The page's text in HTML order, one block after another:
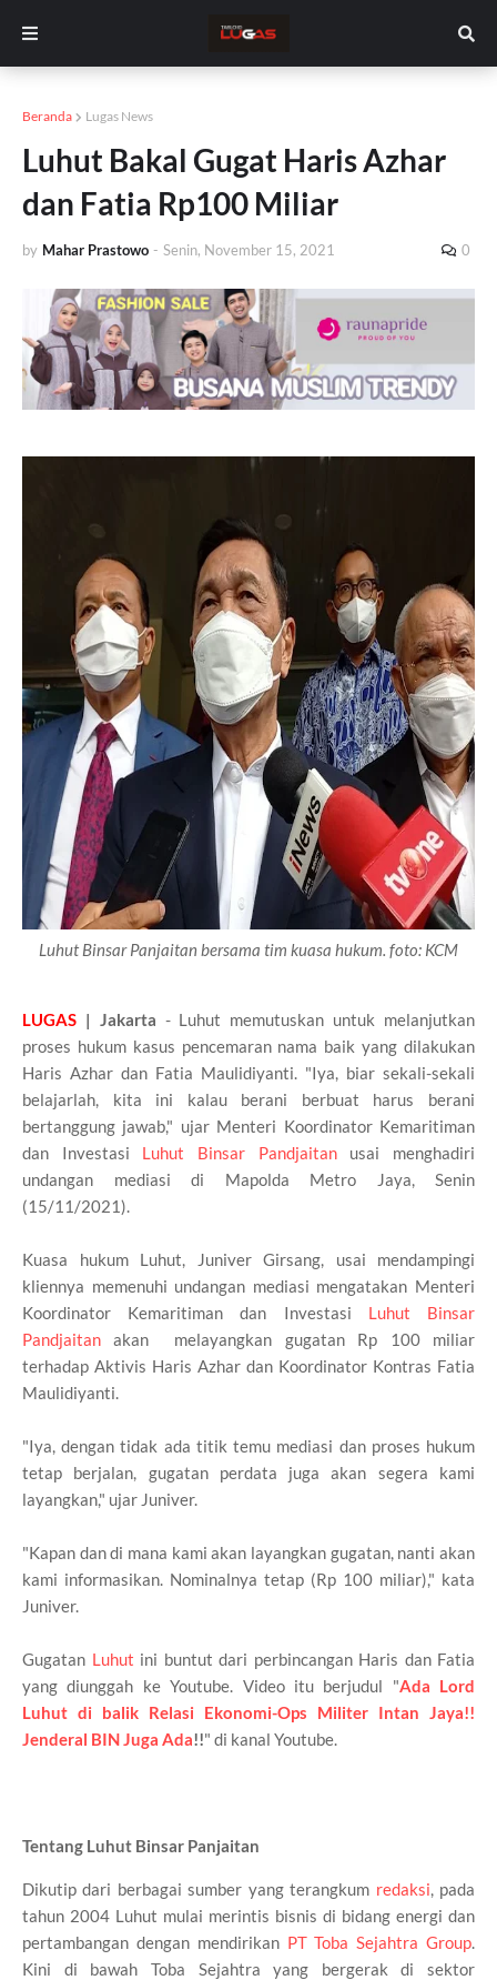
Beranda Lugas News
Luhut Bakal Gugat Haris Azhar
dan Fatia Rp100 Miliar
by Mahar Prastowo - Senin, November 15, 2021 0
Luhut Binsar Panjaitan bersama tim kuasa hukum. foto: KCM
LUGAS | Jakarta - Luhut memutuskan untuk melanjutkan
proses hukum kasus pencemaran nama baik yang dilakukan
Haris Azhar dan Fatia Maulidiyanti. "Iya, biar sekali-sekali
belajarlah, kita ini kalau berani berbuat harus berani
bertanggung jawab," ujar Menteri Koordinator Kemaritiman
dan Investasi Luhut Binsar Pandjaitanusai menghadiri
undangan mediasi di Mapolda Metro Jaya, Senin
(15/11/2021).
Kuasa hukum Luhut, Juniver Girsang, usai mendampingi
kliennya memenuhi undangan mediasi mengatakan Menteri
Koordinator Kemaritiman dan Investasi Luhut Binsar
Pandjaitan akan melayangkan gugatan Rp 100 miliar
terhadap Aktivis Haris Azhar dan Koordinator Kontras Fatia
Maulidiyanti.
"Iya, dengan tidak ada titik temu mediasi dan proses hukum
tetap berjalan, gugatan perdata juga akan segera kami
layangkan," ujar Juniver.
"Kapan dan di mana kami akan layangkan gugatan, nanti akan
kami informasikan. Nominalnya tetap (Rp 100 miliar)," kata
Juniver.
Gugatan Luhut ini buntut dari perbincangan Haris dan Fatia
yang diunggah ke Youtube. Video itu berjudul "Ada Lord
Luhut di balik Relasi Ekonomi-Ops Militer Intan Jaya!!
Jenderal BIN Juga Ada!!" di kanal Youtube.
Tentang Luhut Binsar Panjaitan
Dikutip dari berbagai sumber yang terangkum redaksi, pada
tahun 2004 Luhut mulai merintis bisnis di bidang energi dan
pertambangan dengan mendirikan PT Toba Sejahtra Group.
Kini di bawah Toba Sejahtra yang bergerak di sektor